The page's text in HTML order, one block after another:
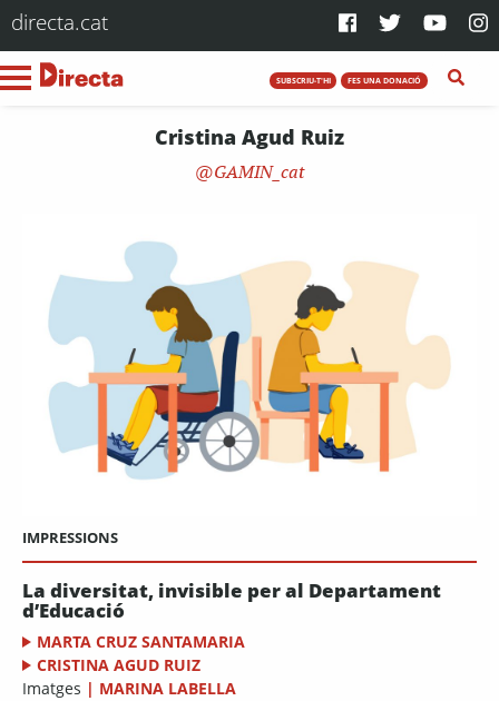
directa.cat
SUBSCRIU-T'HI FES UNA DONACIÓ
Cristina Agud Ruiz
GAMIN_cat
IMPRESSIONS
La diversitat, invisible per al Departament
d’Educació
MARTA CRUZ SANTAMARIA
CRISTINA AGUD RUIZ
Imatges | MARINA LABELLA